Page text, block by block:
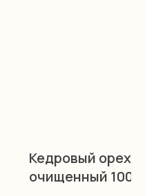
Кедровый орех
очищенный 100 г